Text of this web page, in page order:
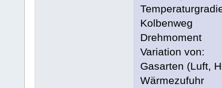
Kolbenweg
Drehmoment
Variation von:
Gasarten (Luft,
Wärmezufuhr